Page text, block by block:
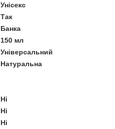
Унісекс
Так
Банка
150 мл
Універсальний
Натуральна
Ні
Ні
Ні